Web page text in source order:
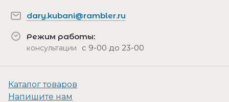
dary.kubani@rambler.ru
Режим работы:
консультации с 9-00 до 23-00
Каталог товаров
Напишите нам